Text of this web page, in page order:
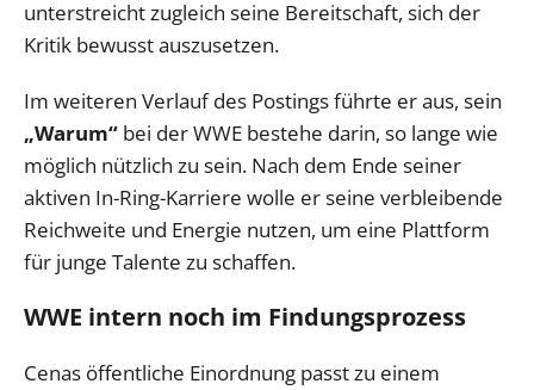
unterstreicht zugleich seine Bereitschaft, sich der
Kritik bewusst auszusetzen.
Im weiteren Verlauf des Postings führte er aus, sein
„Warum“ bei der WWE bestehe darin, so lange wie
möglich nützlich zu sein. Nach dem Ende seiner
aktiven In-Ring-Karriere wolle er seine verbleibende
Reichweite und Energie nutzen, um eine Plattform
für junge Talente zu schaffen.
WWE intern noch im Findungsprozess
Cenas öffentliche Einordnung passt zu einem